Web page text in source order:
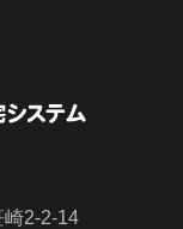
2-2-14